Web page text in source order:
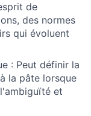
de
des normes
qui évoluent
: Peut définir la
la pâte lorsque
et